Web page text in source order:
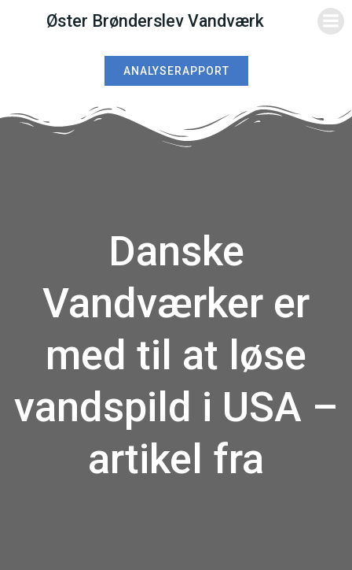
til
Øster Brønderslev Vandværk
ANALYSERAPPORT
Danske
Vandværker er
med til at løse
vandspild i USA –
artikel fra